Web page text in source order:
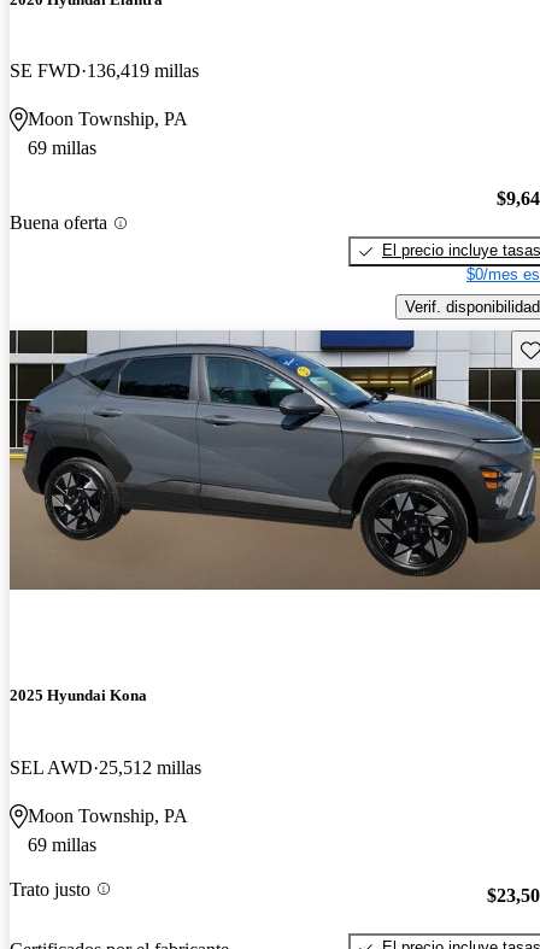
SE FWD 136,419 millas
Moon Township, PA
69 millas
Buena oferta
El precio incluye tasas
$0/mes
Verif. disponibilidad
2025 Hyundai Kona
SEL AWD 25,512 millas
Moon Township, PA
69 millas
Trato justo